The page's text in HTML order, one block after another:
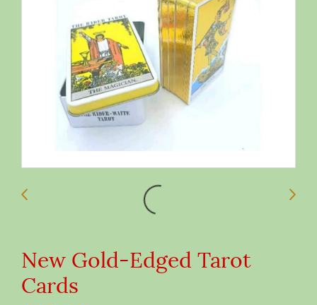
New Gold-Edged Tarot
Cards